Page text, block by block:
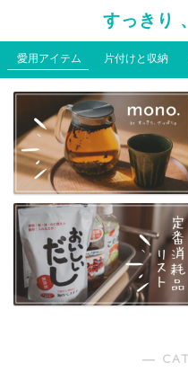
すっきり
愛用アイテム 片付けと収納
―